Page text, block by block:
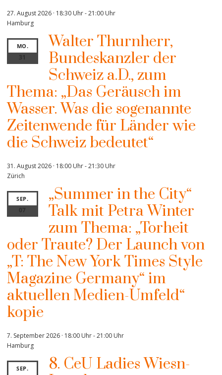
27. August 2026 · 18:30 Uhr-21:00 Uhr
Hamburg
MO.
31
Walter Thurnherr,
Bundeskanzler der
Schweiz a.D., zum
Thema: „Das Geräusch im
Wasser. Was die sogenannte
Zeitenwende für Länder wie
die Schweiz bedeutet“
31. August 2026 · 18:00 Uhr-21:30 Uhr
Zürich
SEP.
07
„Summer in the City“
Talk mit Petra Winter
zum Thema: „Torheit
oder Traute? Der Launch von
„T: The New York Times Style
Magazine Germany“ im
aktuellen Medien-Umfeld“
kopie
7. September 2026 · 18:00 Uhr-21:00 Uhr
Hamburg
SEP.
8. CeU Ladies Wiesn-